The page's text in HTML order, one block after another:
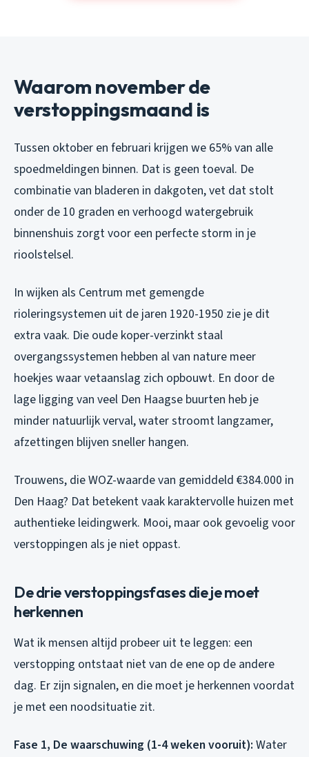
Waarom november de
verstoppingsmaand is
Tussen oktober en februari krijgen we 65% van alle
spoedmeldingen binnen. Dat is geen toeval. De
combinatie van bladeren in dakgoten, vet dat stolt
onder de 10 graden en verhoogd watergebruik
binnenshuis zorgt voor een perfecte storm in je
rioolstelsel.
In wijken als Centrum met gemengde
rioleringsystemen uit de jaren 1920-1950 zie je dit
extra vaak. Die oude koper-verzinkt staal
overgangssystemen hebben al van nature meer
hoekjes waar vetaanslag zich opbouwt. En door de
lage ligging van veel Den Haagse buurten heb je
minder natuurlijk verval, water stroomt langzamer,
afzettingen blijven sneller hangen.
Trouwens, die WOZ-waarde van gemiddeld €384.000 in
Den Haag? Dat betekent vaak karaktervolle huizen met
authentieke leidingwerk. Mooi, maar ook gevoelig voor
verstoppingen als je niet oppast.
De drie verstoppingsfases die je moet
herkennen
Wat ik mensen altijd probeer uit te leggen: een
verstopping ontstaat niet van de ene op de andere
dag. Er zijn signalen, en die moet je herkennen voordat
je met een noodsituatie zit.
Fase 1, De waarschuwing (1-4 weken vooruit): Water